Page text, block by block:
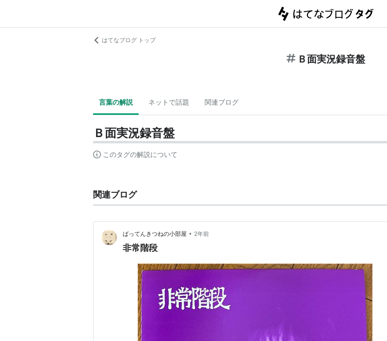
はてなブログ トップ
Ｂ面実況録音盤
言葉の解説 ネットで話題 関連ブログ
Ｂ面実況録音盤
このタグの解説について
関連ブログ
ばってんきつねの小部屋 • 2年前
非常階段